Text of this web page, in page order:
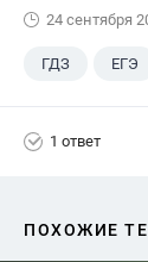
24 сентября
ГДЗ ЕГЭ
1 ответ
ПОХОЖИЕ